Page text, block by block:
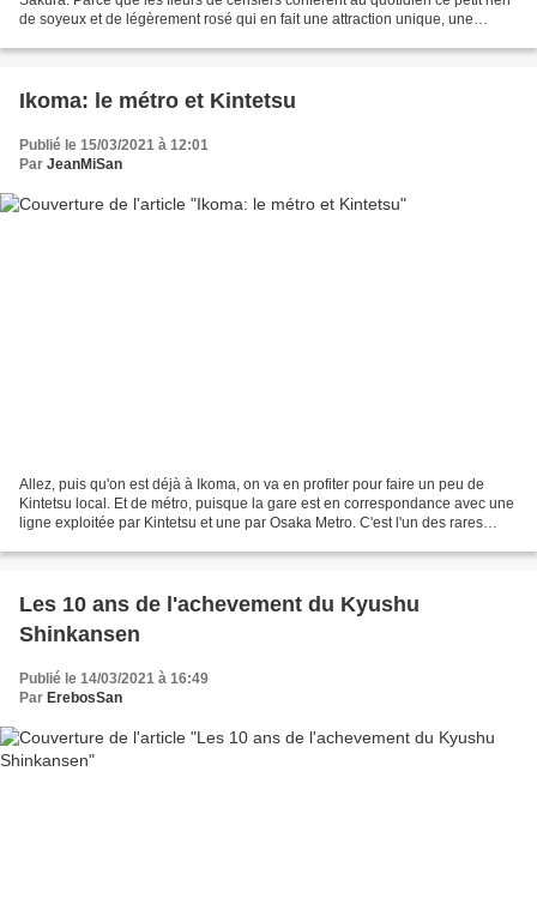
de soyeux et de légèrement rosé qui en fait une attraction unique, une
Ikoma: le métro et Kintetsu
Publié le 15/03/2021 à 12:01
Par JeanMiSan
Allez, puis qu'on est déjà à Ikoma, on va en profiter pour faire un peu de
Kintetsu local. Et de métro, puisque la gare est en correspondance avec une
ligne exploitée par Kintetsu et une par Osaka Metro. C'est l'un des rares
Les 10 ans de l'achevement du Kyushu
Shinkansen
Publié le 14/03/2021 à 16:49
Par ErebosSan